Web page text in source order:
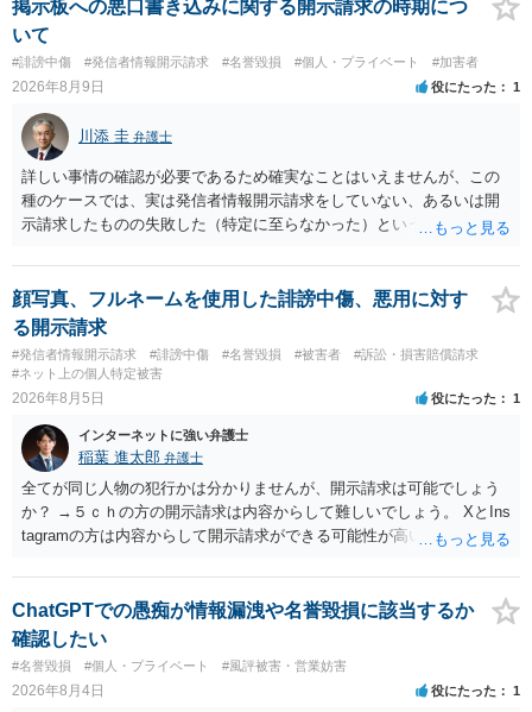
掲示板への悪口書き込みに関する開示請求の時期につ
いて
#誹謗中傷 #発信者情報開示請求 #名誉毀損 #個人・プライベート #加害者
2026年8月9日 役にたった 1
川添 圭 弁護士
詳しい事情の確認が必要であるため確実なことはいえませんが、この
種のケースでは、実は発信者情報開示請求をしていない、あるいは開
示請求したものの失敗した（特定に至らなかった）という事案が比較
な投稿をする場合にはなおさら）。
顔写真、フルネームを使用した誹謗中傷、悪用に対す
る開示請求
#発信者情報開示請求 #誹謗中傷 #名誉毀損 #被害者
#訴訟・損害賠償請求
#ネット上の個人特定被害
2026年8月5日 役にたった 1
インターネットに強い弁護士
稲葉 進太郎 弁護士
全てが同じ人物の犯行かは分かりませんが、開示請求は可能でしょう
か？ →５ｃｈの方の開示請求は内容からして難しいでしょう。 XとIns
tagramの方は内容からして開示請求ができる可能性が高いでしょう。
いでしょう。７月中にアカウントが削除されている場合、今から進め
ても失敗する可能性が高いように思われます。 相手を特定できた場
合、相手に全ての弁護士費用を負担させることは可能でしょうか？ →
訴訟外の交渉で相手方が認めれば負担させることができるでしょう。
訴訟で判決となった場合は、実際の弁護士費用が認められる場合と認
められない場合があり何ともいえないところでしょう。
ChatGPTでの愚痴が情報漏洩や名誉毀損に該当するか
確認したい
#名誉毀損 #個人・プライベート #風評被害・営業妨害
2026年8月4日 役にたった 1